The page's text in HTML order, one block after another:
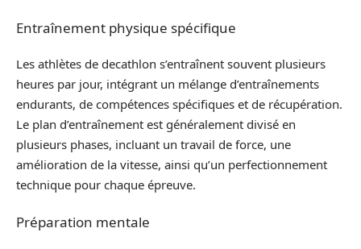
Entraînement physique spécifique
Les athlètes de decathlon s’entraînent souvent plusieurs
heures par jour, intégrant un mélange d’entraînements
endurants, de compétences spécifiques et de récupération.
Le plan d’entraînement est généralement divisé en
plusieurs phases, incluant un travail de force, une
amélioration de la vitesse, ainsi qu’un perfectionnement
technique pour chaque épreuve.
Préparation mentale